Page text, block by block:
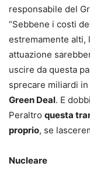
responsabile del
“Sebbene i costi
estremamente alti,
attuazione
uscire da questa
sprecare miliardi
Green Deal. E
Peraltro questa
proprio, se
Nucleare